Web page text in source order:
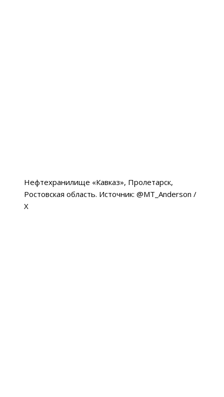
Нефтехранилище «Кавказ», Пролетарск,
Ростовская область. Источник: @MT_Anderson /
X